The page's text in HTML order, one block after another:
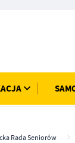
Rada Seniorów